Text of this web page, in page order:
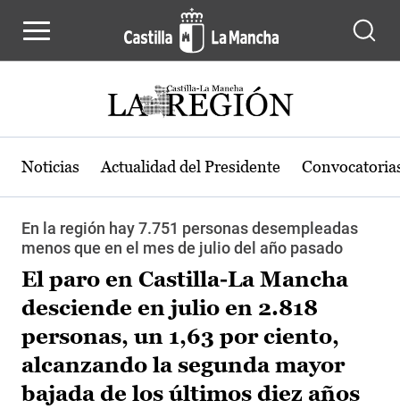
Noticias Actualidad del Presidente
En la región hay 7.751 personas desempleadas
menos que en el mes de julio del año pasado
El paro en Castilla-La Mancha
desciende en julio en 2.818
personas, un 1,63 por ciento,
alcanzando la segunda mayor
bajada de los últimos diez años